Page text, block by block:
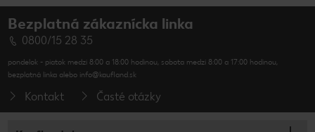
Bezplatná zákaznícka linka
0800/15 28 35
pondelok - piatok medzi 8:00 a 18:00 hodinou, sobota medzi 8:00 a 17:00 hodinou,
bezplatná linka alebo info@kaufland.sk
Kontakt Časté otázky